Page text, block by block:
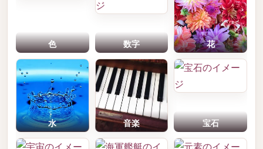
色 数字 花
水 音楽 宝石